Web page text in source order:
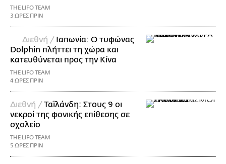
THE LIFO TEAM
3 ΩΡΕΣ ΠΡΙΝ
Διεθνή / Ιαπωνία: Ο τυφώνας
Dolphin πλήττει τη χώρα και
κατευθύνεται προς την Κίνα
THE LIFO TEAM
4 ΩΡΕΣ ΠΡΙΝ
Διεθνή /Ταϊλάνδη: Στους 9 οι
νεκροί της φονικής επίθεσης σε
σχολείο
THE LIFO TEAM
5 ΩΡΕΣ ΠΡΙΝ